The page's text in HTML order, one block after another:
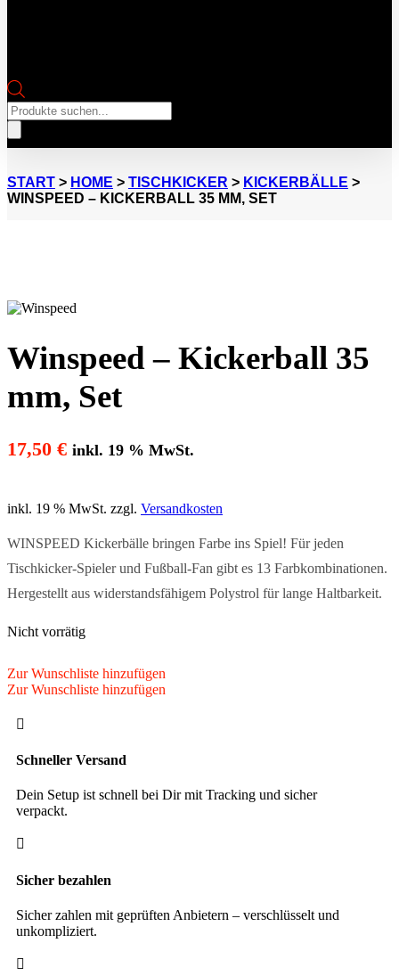
Products
search
START > HOME > TISCHKICKER > KICKERBÄLLE >
WINSPEED – KICKERBALL 35 MM, SET
Winspeed – Kickerball 35
mm, Set
17,50 € inkl. 19 % MwSt.
inkl. 19 % MwSt. zzgl. Versandkosten
WINSPEED Kickerbälle bringen Farbe ins Spiel! Für jeden
Tischkicker-Spieler und Fußball-Fan gibt es 13 Farbkombinationen.
Hergestellt aus widerstandsfähigem Polystrol für lange Haltbarkeit.
Nicht vorrätig
Zur Wunschliste hinzufügen
Zur Wunschliste hinzufügen

Schneller Versand
Dein Setup ist schnell bei Dir mit Tracking und sicher
verpackt.

Sicher bezahlen
Sicher zahlen mit geprüften Anbietern – verschlüsselt und
unkompliziert.
